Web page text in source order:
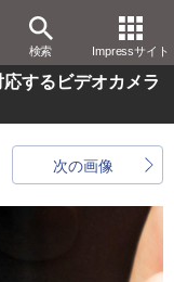
検索 Impressサイト
するビデオカメラ
次の画像